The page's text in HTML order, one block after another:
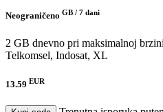
Neograničeno GB / 7 dani
2 GB dnevno pri maksimalnoj
Telkomsel, Indosat, XL
13.59 EUR